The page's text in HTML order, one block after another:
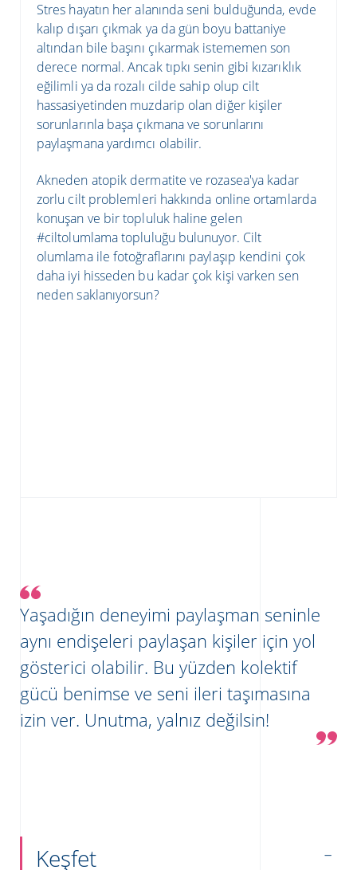
Stres hayatın her alanında seni bulduğunda, evde
kalıp dışarı çıkmak ya da gün boyu battaniye
altından bile başını çıkarmak istememen son
derece normal. Ancak tıpkı senin gibi kızarıklık
eğilimli ya da rozalı cilde sahip olup cilt
hassasiyetinden muzdarip olan diğer kişiler
sorunlarınla başa çıkmana ve sorunlarını
paylaşmana yardımcı olabilir.
Akneden atopik dermatite ve rozasea'ya kadar
zorlu cilt problemleri hakkında online ortamlarda
konuşan ve bir topluluk haline gelen
#ciltolumlama topluluğu bulunuyor. Cilt
olumlama ile fotoğraflarını paylaşıp kendini çok
daha iyi hisseden bu kadar çok kişi varken sen
neden saklanıyorsun?
Yaşadığın deneyimi paylaşman seninle
aynı endişeleri paylaşan kişiler için yol
gösterici olabilir. Bu yüzden kolektif
gücü benimse ve seni ileri taşımasına
izin ver. Unutma, yalnız değilsin!
Keşfet